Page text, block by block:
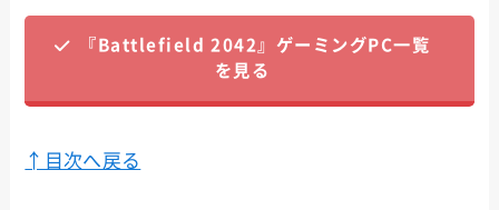
『Battlefield 2042』ゲーミングPC一覧
を見る
↑目次へ戻る